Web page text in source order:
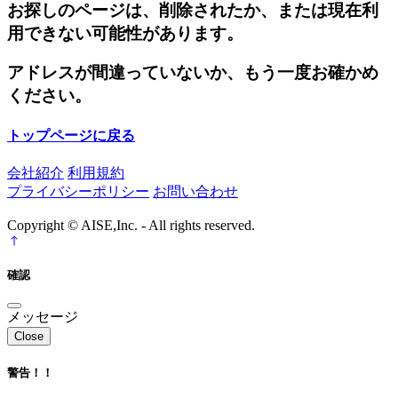
お探しのページは、削除されたか、または現在利
用できない可能性があります。
アドレスが間違っていないか、もう一度お確かめ
ください。
トップページに戻る
会社紹介 利用規約
プライバシーポリシー お問い合わせ
Copyright © AISE,Inc. - All rights reserved.
確認
メッセージ
Close
警告！！